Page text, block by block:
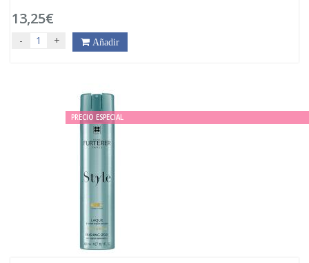
13,25€
- + Añadir
PRECIO ESPECIAL